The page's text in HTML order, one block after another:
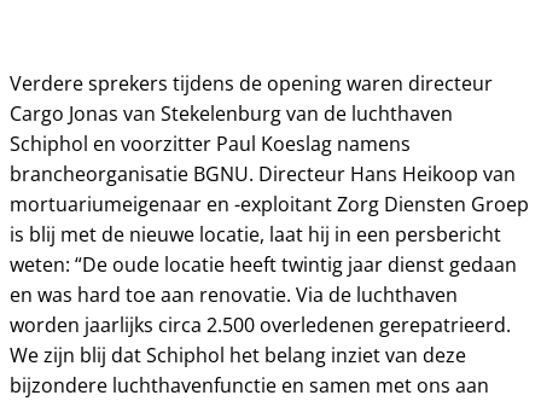
Verdere sprekers tijdens de opening waren directeur
Cargo Jonas van Stekelenburg van de luchthaven
Schiphol en voorzitter Paul Koeslag namens
brancheorganisatie BGNU. Directeur Hans Heikoop van
mortuariumeigenaar en -exploitant Zorg Diensten Groep
is blij met de nieuwe locatie, laat hij in een persbericht
weten: “De oude locatie heeft twintig jaar dienst gedaan
en was hard toe aan renovatie. Via de luchthaven
worden jaarlijks circa 2.500 overledenen gerepatrieerd.
We zijn blij dat Schiphol het belang inziet van deze
bijzondere luchthavenfunctie en samen met ons aan